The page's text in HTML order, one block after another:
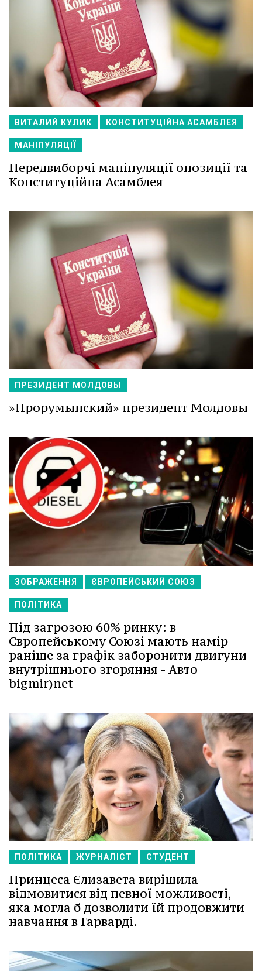
ВИТАЛИЙ КУЛИК КОНСТИТУЦІЙНА АСАМБЛЕЯ
МАНІПУЛЯЦІЇ
Передвиборчі маніпуляції опозиції та
Конституційна Асамблея
ПРЕЗИДЕНТ МОЛДОВЫ
»Прорумынский» президент Молдовы
ЗОБРАЖЕННЯ ЄВРОПЕЙСЬКИЙ СОЮЗ
ПОЛІТИКА
Під загрозою 60% ринку: в
Європейському Союзі мають намір
раніше за графік заборонити двигуни
внутрішнього згоряння - Авто
bigmir)net
ПОЛІТИКА ЖУРНАЛІСТ СТУДЕНТ
Принцеса Єлизавета вирішила
відмовитися від певної можливості,
яка могла б дозволити їй продовжити
навчання в Гарварді.